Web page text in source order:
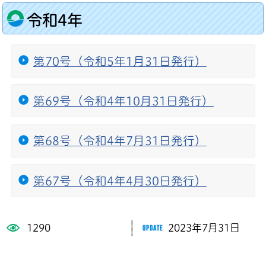
令和4年
第70号（令和5年1月31日発行）
第69号（令和4年10月31日発行）
第68号（令和4年7月31日発行）
第67号（令和4年4月30日発行）
1290 2023年7月31日